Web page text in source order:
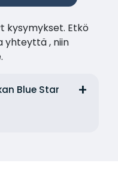
kysymykset. Etkö
yhteyttä , niin
Blue Star